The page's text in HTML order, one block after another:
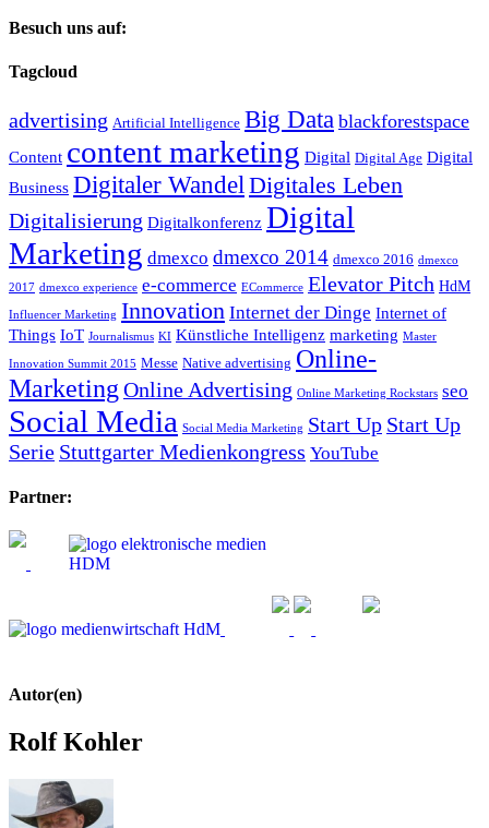
Besuch uns auf:
Tagcloud
advertising Artificial Intelligence Big Data blackforestspace
Content content marketing Digital Digital Age Digital
Business Digitaler Wandel Digitales Leben
Digitalisierung Digitalkonferenz Digital
Marketing dmexco dmexco 2014 dmexco 2016 dmexco
2017 dmexco experience e-commerce ECommerce Elevator Pitch HdM
Influencer Marketing Innovation Internet der Dinge Internet of
Things IoT Journalismus KI Künstliche Intelligenz marketing Master
Innovation Summit 2015 Messe Native advertising Online-
Marketing Online Advertising Online Marketing Rockstars seo
Social Media Social Media Marketing Start Up Start Up
Serie Stuttgarter Medienkongress YouTube
Partner:
Autor(en)
Rolf Kohler